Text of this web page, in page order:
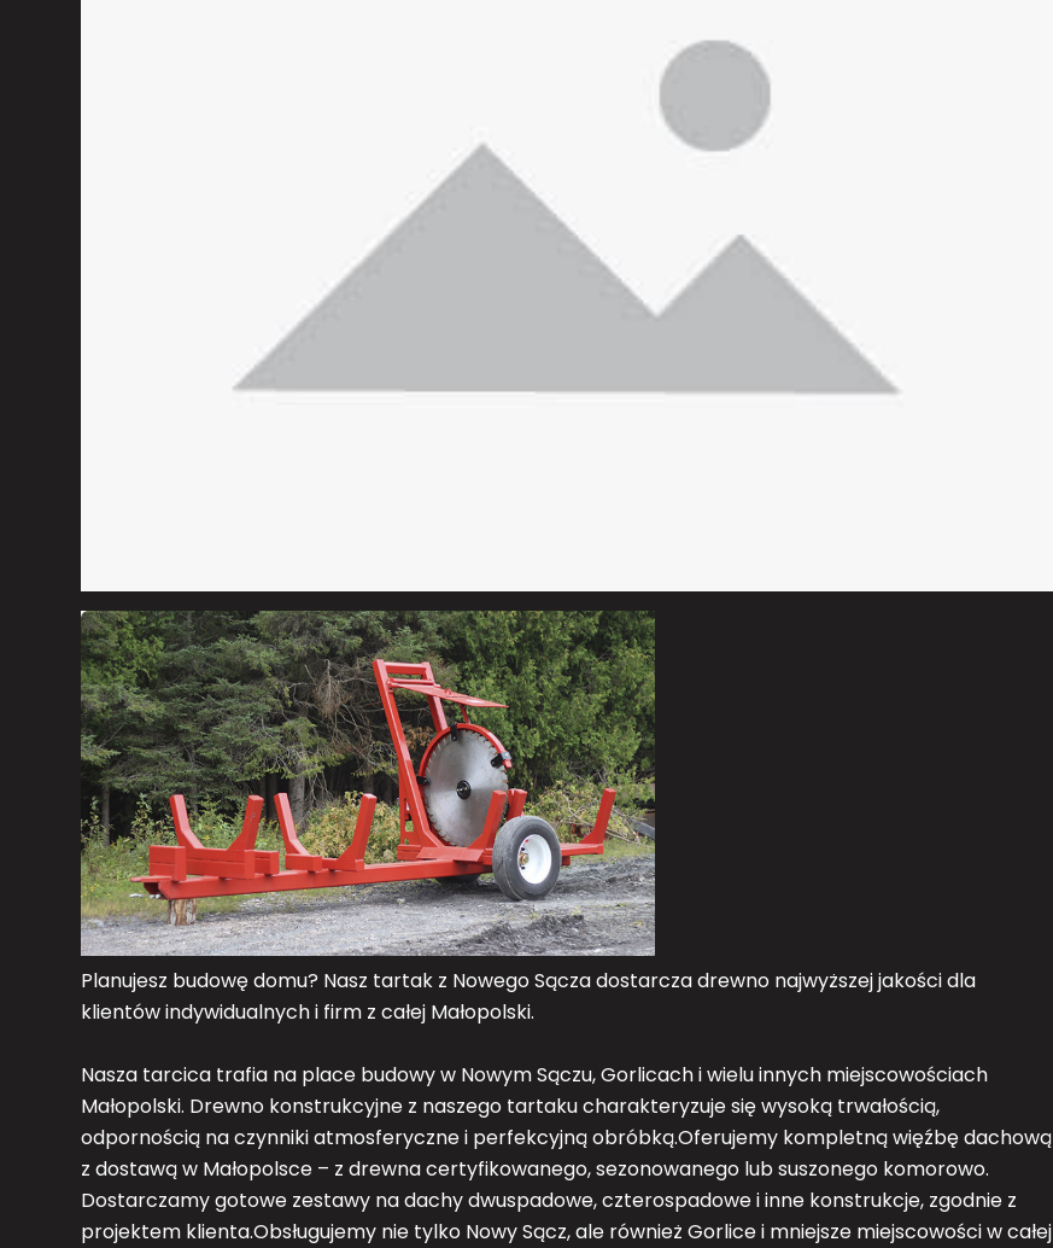
Planujesz budowę domu? Nasz tartak z Nowego Sącza dostarcza drewno najwyższej jakości dla
klientów indywidualnych i firm z całej Małopolski.
Nasza tarcica trafia na place budowy w Nowym Sączu, Gorlicach i wielu innych miejscowościach
Małopolski. Drewno konstrukcyjne z naszego tartaku charakteryzuje się wysoką trwałością,
odpornością na czynniki atmosferyczne i perfekcyjną obróbką.Oferujemy kompletną więźbę dachową
z dostawą w Małopolsce – z drewna certyfikowanego, sezonowanego lub suszonego komorowo.
Dostarczamy gotowe zestawy na dachy dwuspadowe, czterospadowe i inne konstrukcje, zgodnie z
projektem klienta.Obsługujemy nie tylko Nowy Sącz, ale również Gorlice i mniejsze miejscowości w całej